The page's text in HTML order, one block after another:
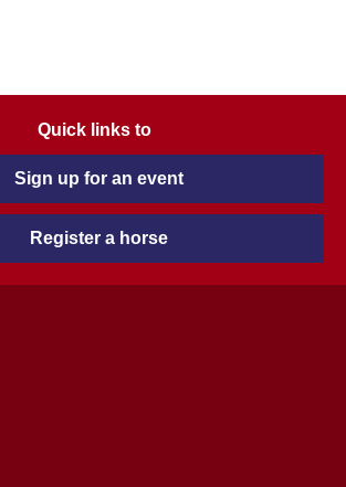
Quick links to
Sign up for an event
Register a horse